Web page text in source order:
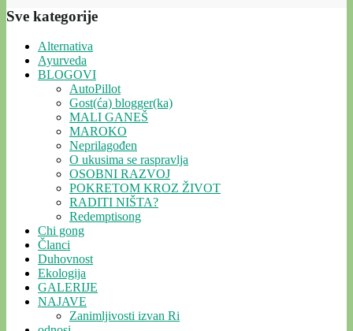
Sve kategorije
Alternativa
Ayurveda
BLOGOVI
AutoPillot
Gost(ća) blogger(ka)
MALI GANEŠ
MAROKO
Neprilagođen
O ukusima se raspravlja
OSOBNI RAZVOJ
POKRETOM KROZ ŽIVOT
RADITI NIŠTA?
Redemptisong
Chi gong
Članci
Duhovnost
Ekologija
GALERIJE
NAJAVE
Zanimljivosti izvan Ri